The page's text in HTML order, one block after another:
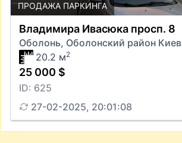
ПРОДАЖА ПАРКИНГА
Владимира Ивасюка просп. 8
Оболонь, Оболонский район Киев
20.2 м2
25 000 $
ID: 625
27-02-2025, 20:01:08